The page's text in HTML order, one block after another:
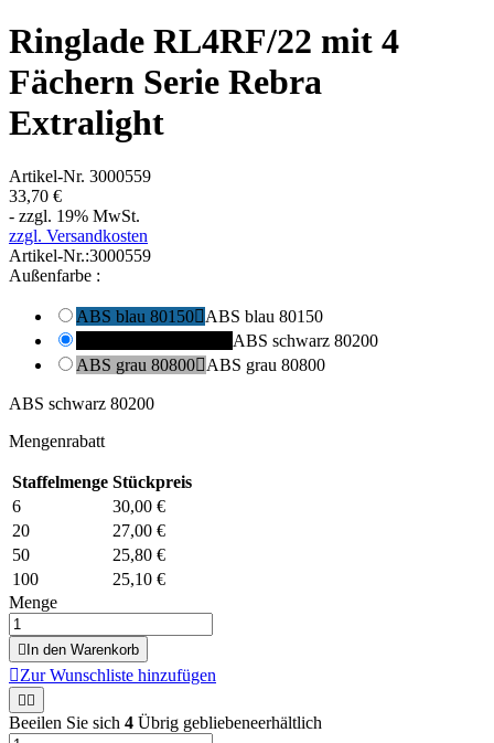
Ringlade RL4RF/22 mit 4
Fächern Serie Rebra
Extralight
Artikel-Nr. 3000559
33,70 €
- zzgl. 19% MwSt.
zzgl. Versandkosten
Artikel-Nr.:3000559
Außenfarbe :
ABS blau 80150ABS blau 80150
ABS schwarz 80200
ABS grau 80800ABS grau 80800
ABS schwarz 80200
Mengenrabatt
Staffelmenge Stückpreis
6
30,00 €
20
27,00 €
50
25,80 €
100
25,10 €
Menge
 In den Warenkorb
Zur Wunschliste hinzufügen
 
Beeilen Sie sich 4 Übrig gebliebeneerhältlich